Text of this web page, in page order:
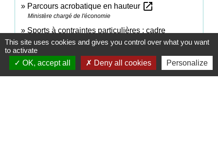
Parcours acrobatique en hauteur open_in_new
Ministère chargé de l'économie
Sports à contraintes particulières : cadre
réglementaire spécifique open_in_new
Legifrance
This site uses cookies and gives you control over what you want
to activate
OK, accept all
Deny all cookies Personalize